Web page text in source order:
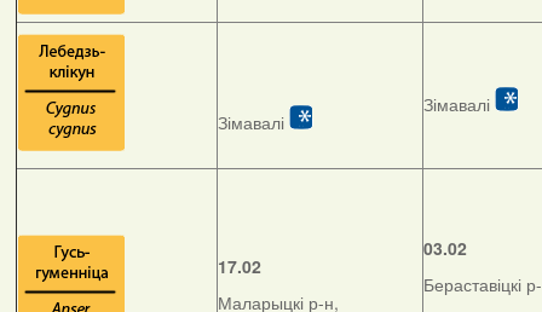
Зімавалі
Зімавалі
17.02
Маларыцкі р-н,
03.02
Бераставіцкі